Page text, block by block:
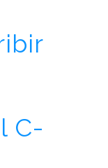
C-